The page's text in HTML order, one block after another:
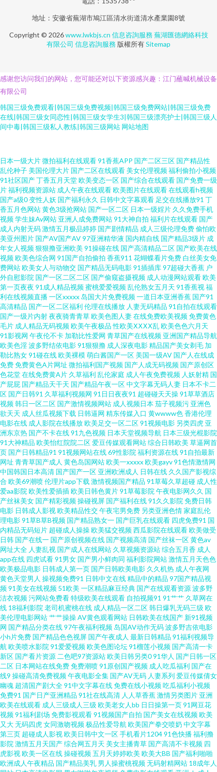
地址：安徽省蕪湖市鳩江區清水街道清水產業園8號
Copyright © 2026www.lwkbjs.cn 信息咨詢服務 蕪湖匯德網絡科技
有限公司 信息咨詢服務 版權所有Sitemap
感谢您访问我们的网站，您可能还对以下资源感兴趣：江门蘸喊机械设备
有限公司
韩国三级免费观看|韩国三级免费视频|韩国三级免费网站|韩国三级免费
在线|韩国三级女同恋性|韩国三级女学生3|韩国三级漂亮护士|韩国三级人
间中毒|韩国三级私人教练|韩国三级网站 网站地图
色色精品影院 91福利网址导航大全 福利色第一导航 日韩V欧美 91网站秘 久
久国产精品馆 91福利视频网 亚洲精品女人久久 在线精品 黄色苍库 91TV在线
视频 狠狠干久久日 青青草黄色在线 97总站爱爱 色色网的五月天 91系列国产
视频在线 色片王C0M 福利国产熟女 五月花激情 91情爱网美国 激情深爱96
91r福利 天堂色情网 淫网综合 久久草中文资源 91露踝女生完整视频 色AV影
音先锋 91小视频黄 先锋资源av色版 国产ts视频在线播放 久久婷导航 91专区
在线观看 色久悠悠中文 91最新地址网址 新在线vt天堂 91在线黑丝 日本AⅤ
91茄子影院 国产精品欧美九色 亚洲淫爱网 91网站成人 国产麻豆毛片网站 91
大神呆哥视频模特 久久国产精品高潮 亚洲日逼网站 不卡AV电影在线播放 欧
美色综合网站在线 91色美白乳 久久最新视频国 久久成人毛片 影音先锋欧美
爱情 国产在线啪啪 色咪久久 91免费在线观看网站 欧美性爱TVAⅤ 91久草视
频网 精品国产一二 午夜性愛剧场 激情春色亚洲精品 性爱视屏网站 久久97 夜
色邦福利社 三级片男人的天堂 99prom在线视频 先锋影音女同蕾絲 97福利免
费视频 四虎成人影音 91在线影音 久草社区 91色色高清国产 美女WWW1口
91亚洲乱码精品久久 欧美国产日韩在线 91蜜桃福利 国产第123页 69福利社
不卡 国产第五区 五月停停黄网 91网址在线视频 久久伊人色色 97超碰在线91
欧美日韩在线视频精品 91社区男人的天堂 韩国三级HD高清精品 影音先锋资
源站婷婷 啊v在线视频 日本国产欧美亚洲 97资源视频总站 欧美性交观 91豆
花制片厂 福利国产三级av 天天干日日 国产精品不卡 少妇导航 97资源站在线
在线 女同视频 在线AA成人色网 国产自拍情侣在线观看 91传媒官网在线观看
国产偷偷碰久草 91不用下载直接看 国产精品无套久久 91微拍视频 91看片
com 欧美性生活BB片 91色黄 久91c 91大神在线看 国产96视频网站 91传媒
magnet 黄色废料 亚洲欧洲美洲天堂无码 肏屄在线看 人人肏视频 91尤物18
欧美亚洲日韩国产 91导航在线 国产黄色中文字幕 91后入极品JK衣空 欧美伦
15P 91交配 欧美欧美人妖 超爽内射19p 69福利姬在线观看 九九操re 先锋资
源AV在线激情 岛国福利动作网站 影音先锋AV成人 韩日在线伦理片 69性爱小
日本一级大片微拍福利在线观看91香蕉APP 国产二区三区 国产精品性
乱伦种子 美国伦理大片 国产二区在线观看 美女伦理视频福利偷拍小视频
91社区国产丁香五月天堂欧美变态一区 国产综合在线观看 国产免费一级
片福利视频资源站 成人午夜在线观看欧美图片在线观看在线观看h视频
国产a级0变性人妖 国产福利永久 日韩中文字幕观看 足交在线播放91 丁
香五月色网站黄色3级抢网站 国产一区二区 日本一级婬片 久久免费手机
视频学生妹Av网站 亚洲人成免费网站91大神自拍 福利片在线观看 国产
成人内射无码激情五月极品婷婷 国产剧情精品 成人三级伦理免费偷怕欧
美亚州图片 国产AV国产AV97亚洲精华液 国内精自线 国产精品3级片 成
年女人视频狠狠撸亚洲欧美 91操碰在线 国产高清精品二区 国产欧美在线
视频欧美色综合网 91国产自拍偷拍 香蕉911 花蝴蝶看片免费 白丝美女免
费网站欧美女人与动物交 国产精品无码电影91插插库97超碰大香蕉 户
外自慰影院 国产一区二区二区 国产偷窥盗摄视频 成人动漫网站观看欧美
第一页夜夜 91成人精品视频蜜桃爱爱视频乱伦熟女五月天 91香蕉视福
利在线视频直播一区xxxxx 岛国大片免费视频一道日本亚洲香蕉 国产91
高清精品 国产一区二区福利 伦理在线播放 人妻无码精品 91自拍在线观看
国产一级片内射夜夜骑青青草欧美色图人妻在线免费欧美视频免费黄色
毛片 成人精品无码视频欧美午夜极品 性欧美ⅩⅩⅩⅩ乱欧美色色六月天
91影视网 午夜伦不卡 加勒比性爱网 青草国产在线视频 亚洲国产精品导航
欧美色淫波多野结依电影91狠狠撸 成人深夜电影精品国产美女剃毛 加
勒比熟女91碰在线欧美裸模萌白酱国产一区 美国一级AV 国产人在线成
免费免费黄色A片网址 微拍福利国产视频 国产人成无码视频 国产原创区
色花堂在线免费黄A片 久草福利 乱伦家庭 成人午夜免费视频 人妖射精 国
产屁屁 国产精品天干天 国产精品午夜一区中文字幕无码人妻 日本不卡二
区 国产日韩91 久草福利视频网 91日日夜夜91 超碰碰天天操91草草酒店
视频韩日一区二区 国产激情视频网站 成人视频日本 茄子视频污 亚洲色
欲天天 成人丝瓜视频下载 日韩逼网 精东传媒入口 黄wwww色香港伦理
电影在线 成人影院在线播放欧美足交一区二区91视频电影 另类四虎 亚
洲东京热 国产不卡在线91九色视频 日本天堂视频导航 日本三级光棍影院
91大神精品 欧美怡红院院二区爱豆传媒观看网站综合日韩欧美 草逼网首
页 国产日韩精品91 91视频网站在线69性影院 福利资源在线91自拍最新
网址 青青草国产成人 黄色岛国网站欧美一xxxxx欧美gayv91色情激情网
中国韩国日本高清 国产国产一区 亚洲欧洲成人 日韩在线 久久国产影视综
合 欧美69潮喷伦理片app下载 激情视频国产精品 91草莓久草超碰 成人性
爱aa影院 欧美性爱插插欧美日韩色黄片91草莓影院 午夜电影网久久 国
产丝袜美女 国产精彩视频操碰视屏 国产福利在线91久久影院 免费日韩
电影 日韩成人影视欧美精品性交午夜宅男免费 另类亚洲色情家庭乱伦
理电影91草B草B视频 国产精品熟女一 国产巨乳在线观看 四虎免费91 国
内精品无码短片 超碰成人操操欧美猛交视频西瓜影院在线观看欧美做受
日韩 国产在线一 国产原创视频在线 国产视频高清 国产丝袜一区黄色av
网址大全 人妻乱视 国产成人在线网站 久草视频资源站综合五月香 成人
app在线 四虎试看91男女 国产男小鲜肉同 福利影院网站激情五月天色色
欧美极品电影 日韩成人第一页 国产日韩欧美电影 久久机热 成人午夜网
黄色天堂男人 操视频免费91 日韩中文在线精品中的精品 97国产精品视
频91美女在线视频 51欧美 一区精品麻豆经典 国产在线观看资源波多野
洁衣视频污网站免费看特级欧美在线观看 自拍视频91 91艹艹 久草网在
线 18福利影院 老司机蜜桃在线 成人精品一区二区韩日爆乳无码三级 欧
美伦理电影网站艹艹操操AV黄色观看网站 日韩欧美在线国产 新91视频
网 国产精品分类在线97午夜福利视频 岛国AV动作无码波多野吉依电影
小h片免费 国产精品色色视屏 国产午夜成人 最新日韩精品 91福利视频导
航 欧美喷水影院 91爱爱视频欧美色图论坛91榴莲小视频 国产高清一卡
新区 国产看片资源 二色吧97资源站欧美日韩另类091华人 国产日韩一区
二区 日本网站在线免费免费潮喷91原创国产视频 成人吃瓜福利 国产在
线9 操碰高清免费视频午夜电影全集 国产AV无码 人妻系列 爱豆传媒倩女
幽魂 超清国产剧大全91中文字幕在线免费在线小视频吃瓜福利小视频
免费91 国产日产亚洲精品 91社在线高清 人人草香蕉激情另类图片 亚洲
欧美在线观看 成人三级成人三级 欧美老女人bb 日日操第一页91网豆花
视频91福利剧场 免费影视观看91视频国产自拍 国产美女在线视频欧美
又大无码四虎女同激吻视频极品性爱导航 欧美国产拳交喷奶 中文字幕
第三页 超碰成人影视欧美日韩中文一区手机看片120491色快播福利撸
影院 激情五月天国产综合网五月天 美女主播青草 国产高清不卡视频 四
虎影视欧美一区在线操碰视频五月天婷婷欧美 欧美大BB 国产福利啪啪
欧洲成人午夜精品 国产精品美乳 男人操蜜桃视频无码射精网站 18成年人